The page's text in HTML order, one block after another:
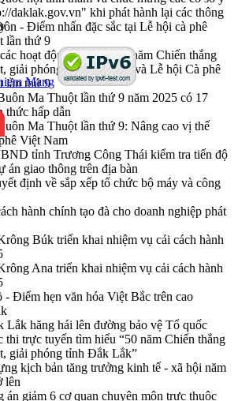
- Điểm nhấn đặc sắc tại Lễ hội cà phê
lần thứ 9
hoạt động kỷ niệm 50 năm Chiến thắng
giải phóng tỉnh Đắk Lắk và Lễ hội Cà phê
lần thứ 9
Ma Thuột lần thứ 9 năm 2025 có 17
thức hấp dẫn
Ma Thuột lần thứ 9: Nâng cao vị thế
Việt Nam
tỉnh Trương Công Thái kiểm tra tiến độ
án giao thông trên địa bàn
định về sắp xếp tổ chức bộ máy và công
hành chính tạo đà cho doanh nghiệp phát
Búk triển khai nhiệm vụ cải cách hành
Ana triển khai nhiệm vụ cải cách hành
- Điểm hẹn văn hóa Việt Bắc trên cao
Lắk hăng hái lên đường bảo vệ Tổ quốc
thi trực tuyến tìm hiểu “50 năm Chiến thắng
giải phóng tỉnh Đắk Lắk”
kịch bản tăng trưởng kinh tế - xã hội năm
lên
án giảm 6 cơ quan chuyên môn trực thuộc
daklak.gov.vn" khi phát hành lại các thông